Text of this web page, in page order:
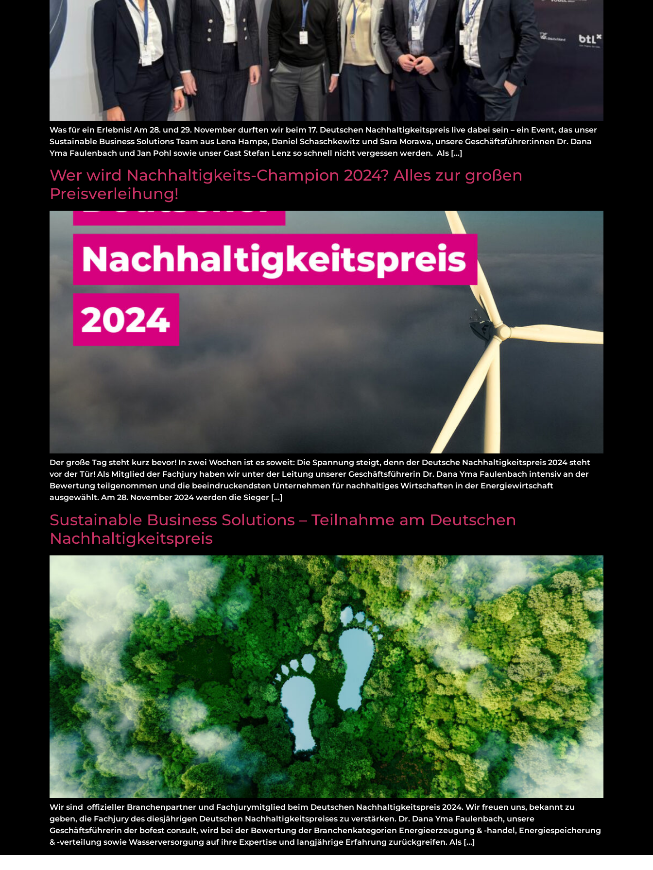
Was für ein Erlebnis! Am 28. und 29. November durften wir beim 17. Deutschen Nachhaltigkeitspreis live dabei sein – ein Event, das unser
Sustainable Business Solutions Team aus Lena Hampe, Daniel Schaschkewitz und Sara Morawa, unsere Geschäftsführer:innen Dr. Dana
Yma Faulenbach und Jan Pohl sowie unser Gast Stefan Lenz so schnell nicht vergessen werden. Als […]
Wer wird Nachhaltigkeits-Champion 2024? Alles zur großen
Preisverleihung!
Der große Tag steht kurz bevor! In zwei Wochen ist es soweit: Die Spannung steigt, denn der Deutsche Nachhaltigkeitspreis 2024 steht
vor der Tür! Als Mitglied der Fachjury haben wir unter der Leitung unserer Geschäftsführerin Dr. Dana Yma Faulenbach intensiv an der
Bewertung teilgenommen und die beeindruckendsten Unternehmen für nachhaltiges Wirtschaften in der Energiewirtschaft
ausgewählt. Am 28. November 2024 werden die Sieger […]
Sustainable Business Solutions – Teilnahme am Deutschen
Nachhaltigkeitspreis
Wir sind offizieller Branchenpartner und Fachjurymitglied beim Deutschen Nachhaltigkeitspreis 2024. Wir freuen uns, bekannt zu
geben, die Fachjury des diesjährigen Deutschen Nachhaltigkeitspreises zu verstärken. Dr. Dana Yma Faulenbach, unsere
Geschäftsführerin der bofest consult, wird bei der Bewertung der Branchenkategorien Energieerzeugung & -handel, Energiespeicherung
& -verteilung sowie Wasserversorgung auf ihre Expertise und langjährige Erfahrung zurückgreifen. Als […]